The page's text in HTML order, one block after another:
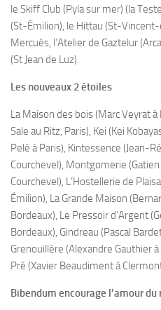
le Skiff Club (Pyla sur mer) (la
(St-Émilion), le Hittau (St-
Mercuès, l’Atelier de Gaztelur
(St Jean de Luz).
Les nouveaux 2 étoiles
La Maison des bois (Marc Veyrat à
Sale au Ritz, Paris), Kei (Kei
Pelé à Paris), Kintessence (Jean-
Courchevel), Montgomerie
Courchevel), L’Hostellerie de
Émilion), La Grande Maison
Bordeaux), Le Pressoir d’Argent
Bordeaux), Gindreau (Pascal
Grenouillère (Alexandre Gauthier
Pré (Xavier Beaudiment à
Bibendum encourage l’amour du